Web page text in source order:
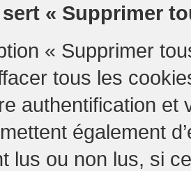
« Supprimer
« Supprimer
tous les
authentification et
également
lus ou non lus, si